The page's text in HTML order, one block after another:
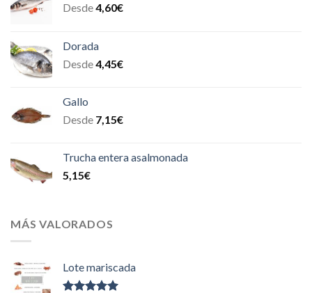
Desde4,60€
Dorada
Desde4,45€
Gallo
Desde 7,15€
Trucha entera asalmonada
5,15€
MÁS VALORADOS
Lote mariscada